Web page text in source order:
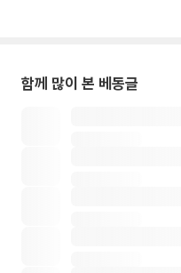
함께 많이 본 베동글